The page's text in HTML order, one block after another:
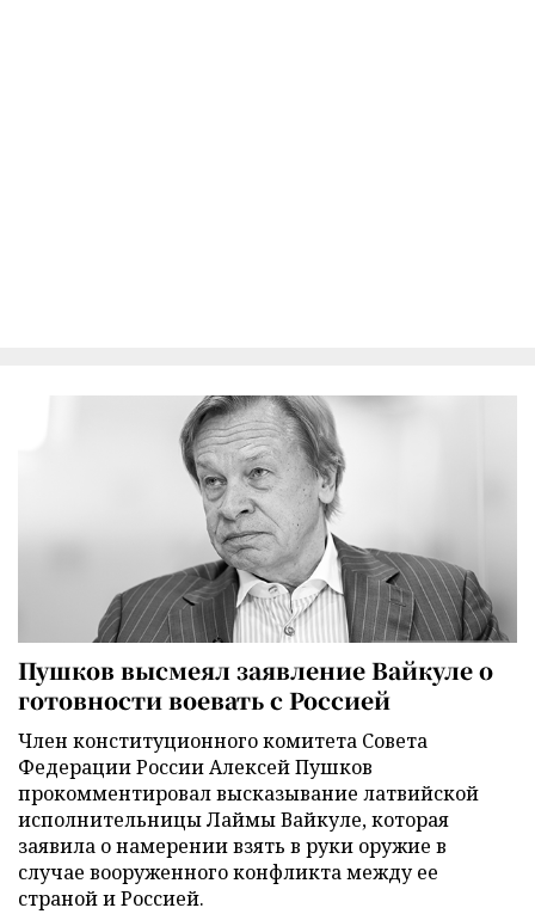
Пушков высмеял заявление Вайкуле о
готовности воевать с Россией
Член конституционного комитета Совета
Федерации России Алексей Пушков
прокомментировал высказывание латвийской
исполнительницы Лаймы Вайкуле, которая
заявила о намерении взять в руки оружие в
случае вооруженного конфликта между ее
страной и Россией.